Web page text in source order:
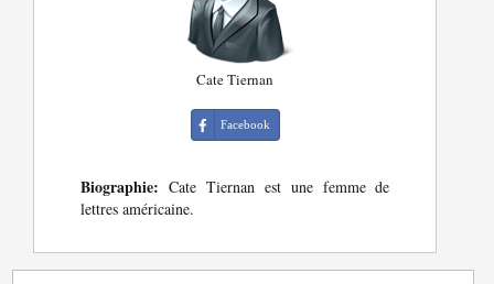
Cate Tiernan
Facebook
Biographie: Cate Tiernan est une femme de
lettres américaine.